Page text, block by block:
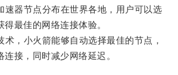
器节点分布在世界各地，用户可以选
最佳的网络连接体验。
，小火箭能够自动选择最佳的节点，
接，同时减少网络延迟。